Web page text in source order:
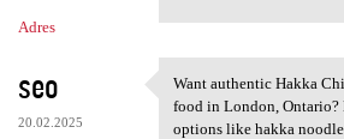
Adres
seo
20.02.2025
Want authentic
Want authentic Hakka
food in London, Ontario?
options like hakka